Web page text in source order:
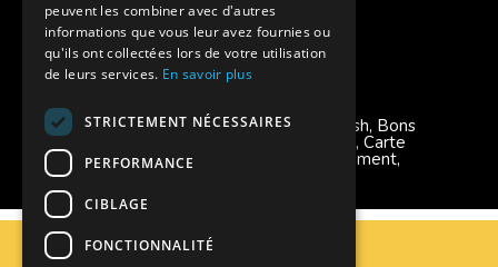
Modes de règlement acceptés
Chèque, Virement, Espèces, Mandats cash, Bons
CAF, Conseil général, Chèques vacances, Carte
bancaire, Prise en charge reçu sans règlement,
Prélèvement
peuvent les combiner avec d'autres
informations que vous leur avez fournies ou
qu'ils ont collectées lors de votre utilisation
de leurs services. En savoir plus
STRICTEMENT NÉCESSAIRES
PERFORMANCE
CIBLAGE
FONCTIONNALITÉ